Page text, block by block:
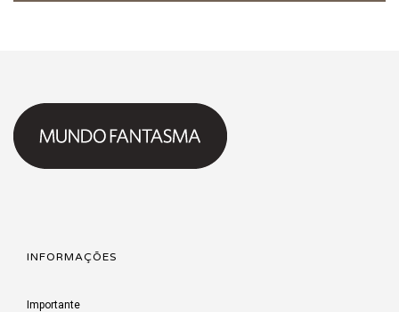
INFORMAÇÕES
Importante